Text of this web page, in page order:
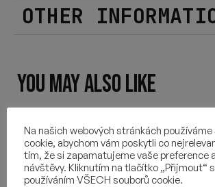
OTHER
YOU MAY ALSO LIKE
Na našich webových stránkách používáme
cookie, abychom vám poskytli co
tím, že si zapamatujeme vaše preference
návštěvy. Kliknutím na tlačítko „Přijmout“
používáním VŠECH souborů cookie.